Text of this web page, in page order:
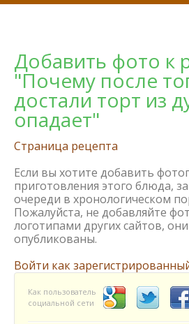
Добавить фото к
"Почему после
достали торт из
опадает"
Страница рецепта
Если вы хотите добавить
приготовления этого блюда,
очереди в хронологическом
Пожалуйста, не добавляйте
логотипами других сайтов,
опубликованы.
Войти как
Как пользователь
социальной сети